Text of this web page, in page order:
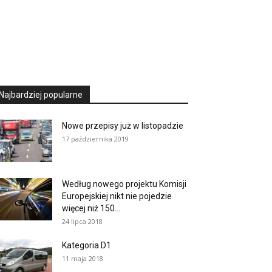
popularne
Nowe przepisy już w listopadzie
17 października 2019
Według nowego projektu Komisji
Europejskiej nikt nie pojedzie
więcej niż 150...
24 lipca 2018
Kategoria D1
11 maja 2018